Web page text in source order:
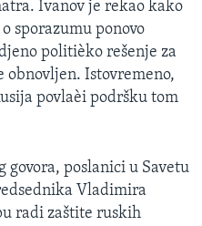
Ivanov je rekao kako
sporazumu ponovo
politièko rešenje za
Istovremeno,
povlaèi podršku tom
govora, poslanici u Savetu
Vladimira
radi zaštite ruskih